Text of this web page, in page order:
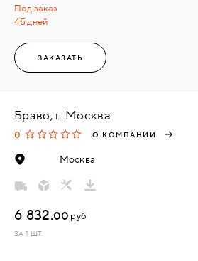
Под заказ
45 дней
ЗАКАЗАТЬ
Браво, г. Москва
0 О КОМПАНИИ
Москва
6 832.00 руб
ЗА 1 ШТ.